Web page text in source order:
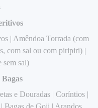
| Amêndoa Torrada (com
com sal ou com piripiri) |
sem sal)
e Douradas | Coríntios |
Bagas de Goji | Arandos